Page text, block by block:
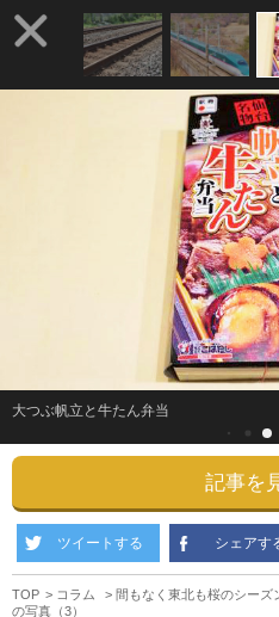
大つぶ帆立と牛たん弁当
記事を
ツイートする シェアす
TOP コラム
間もなく東北も桜のシー
の写真（3）